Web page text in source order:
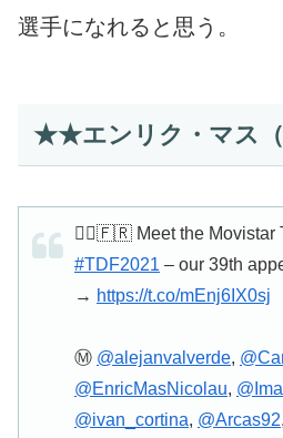
選手になれると思う。
★★エンリク・マス（
🚴‍♂️🇫🇷 Meet the Movistar
#TDF2021 – our 39th
→ https://t.co/mEnj6IX0sj
Ⓜ️ @alejanvalverde,
@EnricMasNicolau,
@ivan_cortina, @Arcas92,